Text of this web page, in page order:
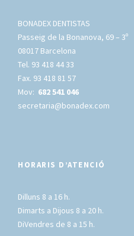
BONADEX DENTISTAS
Passeig de la Bonanova, 69 – 3º
08017 Barcelona
Tel. 93 418 44 33
Fax. 93 418 81 57
Mov: 682 541 046
secretaria@bonadex.com
HORARIS D’ATENCIÓ
Dilluns 8 a 16 h.
Dimarts a Dijous 8 a 20 h.
DiVendres de 8 a 15 h.